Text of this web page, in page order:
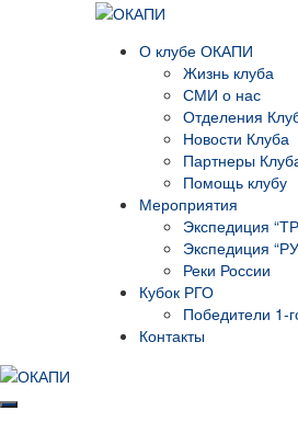
О клубе ОКАПИ
Жизнь клуба
СМИ о нас
Отделения
Новости Клуба
Партнеры
Помощь клубу
Мероприятия
Экспедиция
Экспедиция
Реки России
Кубок РГО
Победители 1-
Контакты